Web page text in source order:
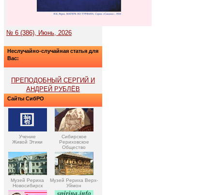
№ 6 (386), Июнь, 2026
Неслучайно-случайная статья для
Вас:
ПРЕПОДОБНЫЙ СЕРГИЙ И
АНДРЕЙ РУБЛЁВ
Сайты СибРО
Учение
Живой Этики
Сибирское
Рериховское
Общество
Музей Рериха
Новосибирск
Музей Рериха Верх-
Уймон